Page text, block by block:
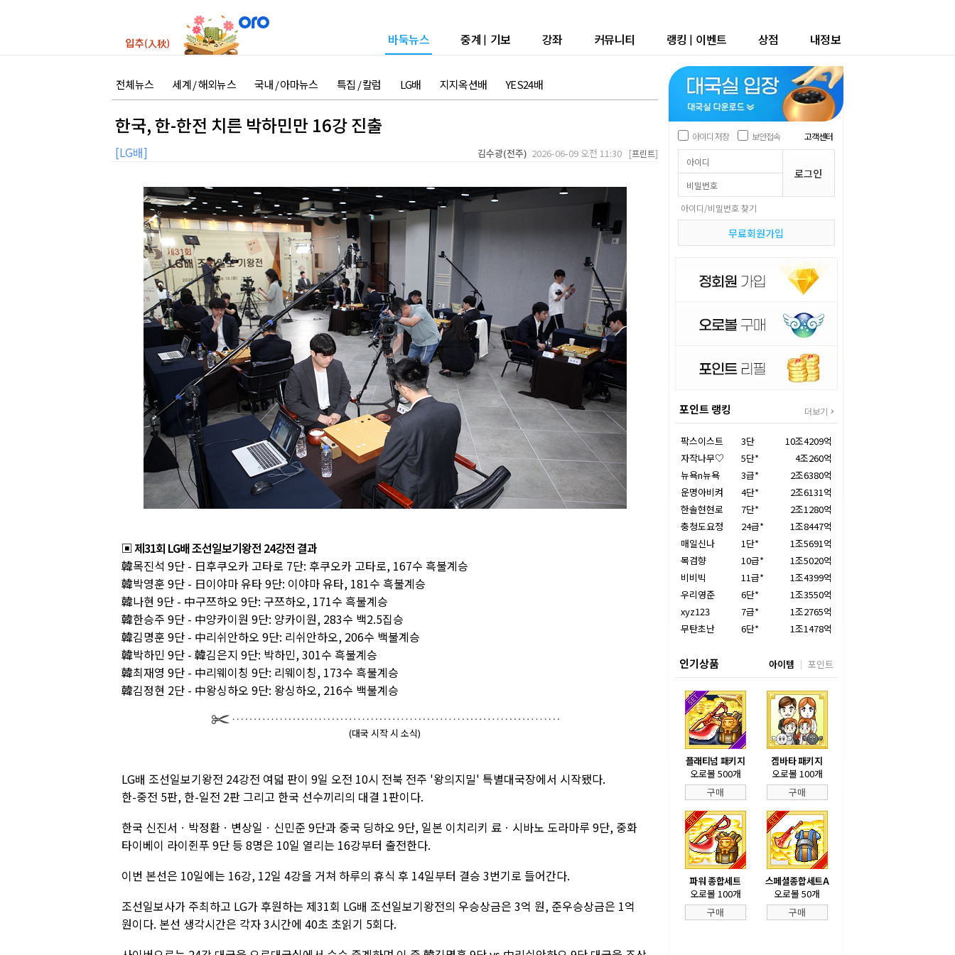
바둑뉴스 중계 | 기보 강좌 커뮤니티 랭킹 | 이벤트 상점 내정보
전체뉴스 세계 / 해외뉴스 국내 / 아마뉴스 특집 / 칼럼 LG배 지지옥션배 YES24배
한국, 한-한전 치른 박하민만 16강 진출
[LG배] 김수광(전주) 2026-06-09 오전 11:30 [프린트]
▣ 제31회 LG배 조선일보기왕전 24강전 결과
韓목진석 9단 - 日후쿠오카 고타로 7단: 후쿠오카 고타로, 167수 흑불계승
韓박영훈 9단 - 日이야마 유타 9단: 이야마 유타, 181수 흑불계승
韓나현 9단 - 中구쯔하오 9단: 구쯔하오, 171수 흑불계승
韓한승주 9단 - 中양카이원 9단: 양카이원, 283수 백2.5집승
韓김명훈 9단 - 中리쉬안하오 9단: 리쉬안하오, 206수 백불계승
韓박하민 9단 - 韓김은지 9단: 박하민, 301수 흑불계승
韓최재영 9단 - 中리웨이칭 9단: 리웨이칭, 173수 흑불계승
韓김정현 2단 - 中왕싱하오 9단: 왕싱하오, 216수 백불계승
(대국 시작 시 소식)
LG배 조선일보기왕전 24강전 여덟 판이 9일 오전 10시 전북 전주 '왕의지밀' 특별대국장에서 시작됐다.
한-중전 5판, 한-일전 2판 그리고 한국 선수끼리의 대결 1판이다.
한국 신진서ㆍ박정환ㆍ변상일ㆍ신민준 9단과 중국 딩하오 9단, 일본 이치리키 료ㆍ시바노 도라마루 9단, 중화
타이베이 라이쥔푸 9단 등 8명은 10일 열리는 16강부터 출전한다.
이번 본선은 10일에는 16강, 12일 4강을 거쳐 하루의 휴식 후 14일부터 결승 3번기로 들어간다.
조선일보사가 주최하고 LG가 후원하는 제31회 LG배 조선일보기왕전의 우승상금은 3억 원, 준우승상금은 1억
원이다. 본선 생각시간은 각자 3시간에 40초 초읽기 5회다.
아이디 저장 보안접속 고객센터
아이디/비밀번호 찾기
무료회원가입
포인트 랭킹 더보기
팍스이스트 3단
10조4209억
자작나무♡
5단*
4조260억
뉴욕n뉴욕
3급*
2조6380억
운명아비켜
4단*
2조6131억
한솔현현로
7단*
2조1280억
충청도요정
24급*
1조8447억
매일신나
1단*
1조5691억
목검향
10급*
1조5020억
비비빅
11급*
1조4399억
우리영준
6단*
1조3550억
xyz123
7급*
1조2765억
무탄초난
6단* 1조1478억
인기상품 아이템 포인트
플래티넘 패키지
오로볼 500개
구매
겜바타 패키지
오로볼 100개
구매
파워 종합세트
오로볼 100개
구매
스페셜종합세트A
오로볼 50개
구매